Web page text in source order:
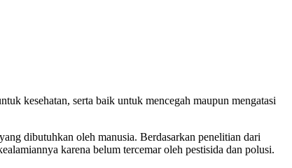
kesehatan, serta baik untuk mencegah maupun mengatasi
dibutuhkan oleh manusia. Berdasarkan penelitian dari
karena belum tercemar oleh pestisida dan polusi.